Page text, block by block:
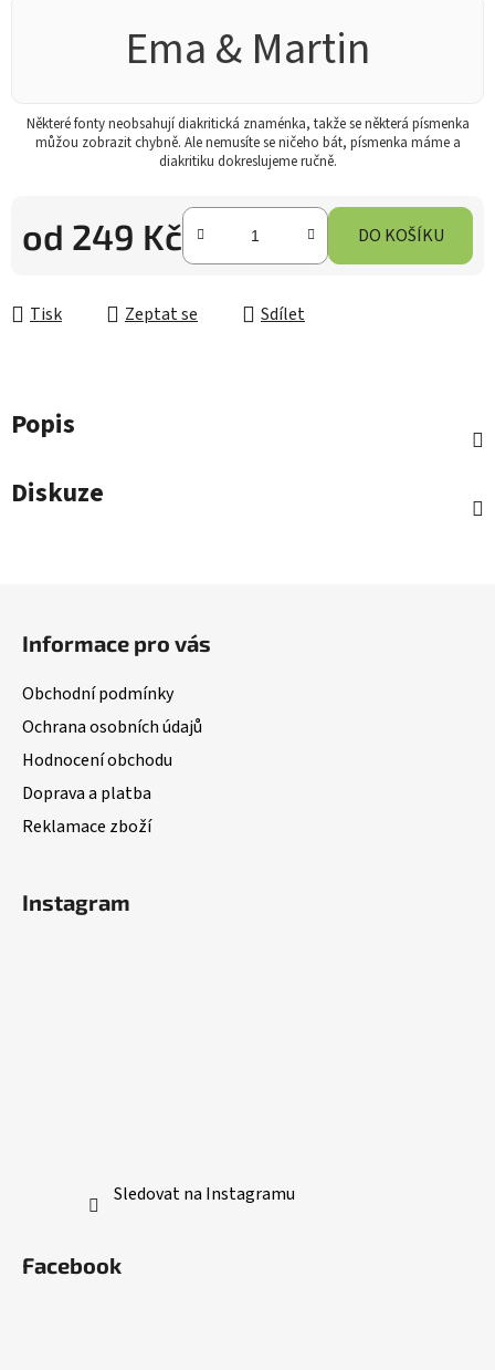
Ema & Martin
Některé fonty neobsahují diakritická znaménka, takže se některá písmenka
můžou zobrazit chybně. Ale nemusíte se ničeho bát, písmenka máme a
diakritiku dokreslujeme ručně.
od 249 Kč DO KOŠÍKU
Tisk Zeptat se Sdílet
Popis
Diskuze
Informace pro vás
Obchodní podmínky
Ochrana osobních údajů
Hodnocení obchodu
Doprava a platba
Reklamace zboží
Instagram
Sledovat na Instagramu
Facebook